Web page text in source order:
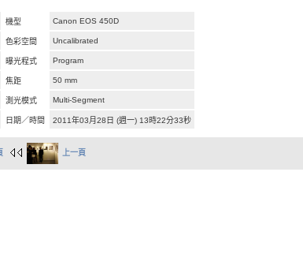
機型 Canon EOS 450D
色彩空間 Uncalibrated
曝光程式 Program
焦距 50 mm
測光模式 Multi-Segment
日期／時間 2011年03月28日 (週一) 13時22分33秒
上一頁